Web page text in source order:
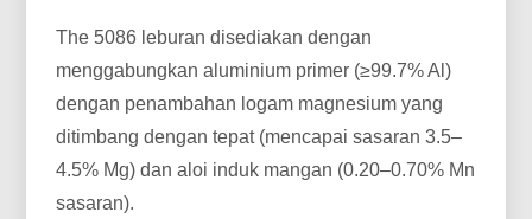
The 5086 leburan disediakan dengan
menggabungkan aluminium primer (≥99.7% Al)
dengan penambahan logam magnesium yang
ditimbang dengan tepat (mencapai sasaran 3.5–
4.5% Mg) dan aloi induk mangan (0.20–0.70% Mn
sasaran).